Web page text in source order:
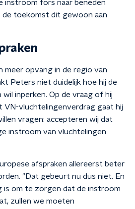
instroom fors naar beneden
de toekomst dit gewoon aan
meer opvang in de regio van
Peters niet duidelijk hoe hij de
inperken. Op de vraag of hij
VN-vluchtelingenverdrag gaat hij
vragen: accepteren wij dat
instroom van vluchtelingen
afspraken allereerst beter
"Dat gebeurt nu dus niet. En
is om te zorgen dat de instroom
zullen we moeten